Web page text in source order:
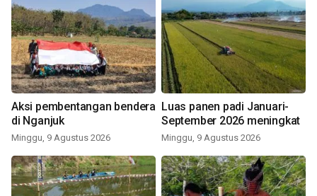
Aksi pembentangan bendera
di Nganjuk
Minggu, 9 Agustus 2026
Luas panen padi Januari-
September 2026 meningkat
Minggu, 9 Agustus 2026